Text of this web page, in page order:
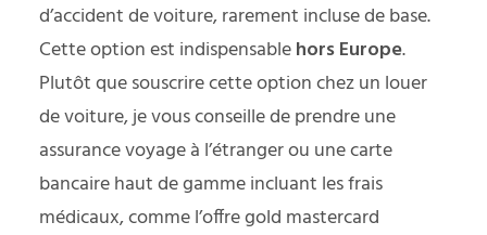
d’accident de voiture, rarement incluse de base.
Cette option est indispensablehors Europe.
Plutôt que souscrire cette option chez un louer
de voiture, je vous conseille de prendre une
assurance voyage à l’étrangerou une carte
bancaire haut de gamme incluant les frais
médicaux, comme l’offre gold mastercard